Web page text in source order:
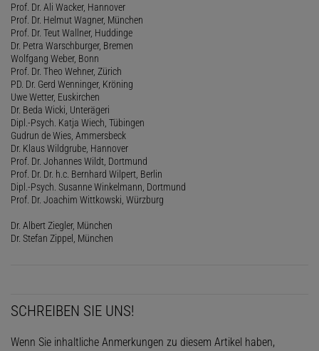
Prof. Dr. Ali Wacker, Hannover
Prof. Dr. Helmut Wagner, München
Prof. Dr. Teut Wallner, Huddinge
Dr. Petra Warschburger, Bremen
Wolfgang Weber, Bonn
Prof. Dr. Theo Wehner, Zürich
PD. Dr. Gerd Wenninger, Kröning
Uwe Wetter, Euskirchen
Dr. Beda Wicki, Unterägeri
Dipl.-Psych. Katja Wiech, Tübingen
Gudrun de Wies, Ammersbeck
Dr. Klaus Wildgrube, Hannover
Prof. Dr. Johannes Wildt, Dortmund
Prof. Dr. Dr. h.c. Bernhard Wilpert, Berlin
Dipl.-Psych. Susanne Winkelmann, Dortmund
Prof. Dr. Joachim Wittkowski, Würzburg
Dr. Albert Ziegler, München
Dr. Stefan Zippel, München
SCHREIBEN SIE UNS!
Wenn Sie inhaltliche Anmerkungen zu diesem Artikel haben,